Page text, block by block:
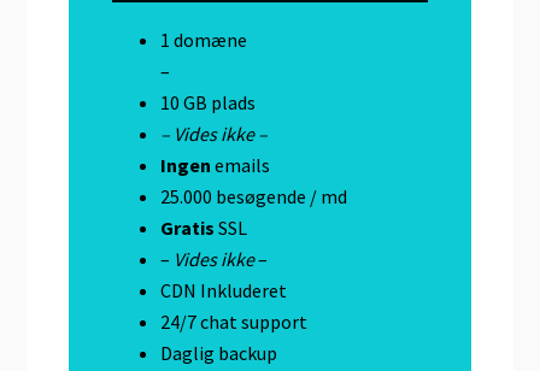
1 domæne
–
10 GB plads
– Vides ikke –
Ingen emails
25.000 besøgende / md
Gratis SSL
– Vides ikke–
CDN Inkluderet
24/7 chat support
Daglig backup